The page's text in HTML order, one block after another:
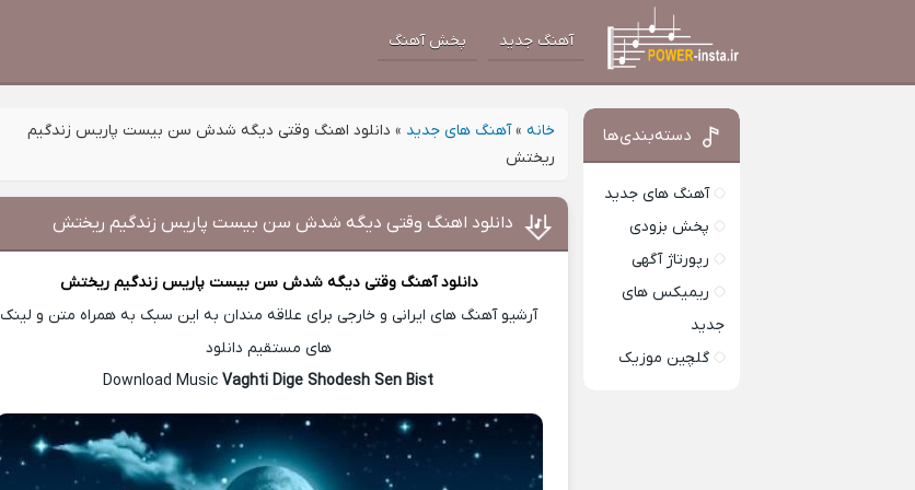
آهنگ جدید پخش آهنگ
خانه »آهنگ های جدید » دانلود اهنگ وقتی دیگه شدش سن بیست پاریس زندگیم
ریختش
دانلود اهنگ وقتی دیگه شدش سن بیست پاریس زندگیم ریختش
دانلود آهنگ وقتی دیگه شدش سن بیست پاریس زندگیم ریختش
آرشیو آهنگ های ایرانی و خارجی برای علاقه مندان به این سبک به همراه متن و لینک
های مستقیم دانلود
Vaghti Dige Shodesh Sen Bist
دسته‌بندی‌ها
آهنگ های جدید
پخش بزودی
رپورتاژ آگهی
ریمیکس های
جدید
گلچین موزیک